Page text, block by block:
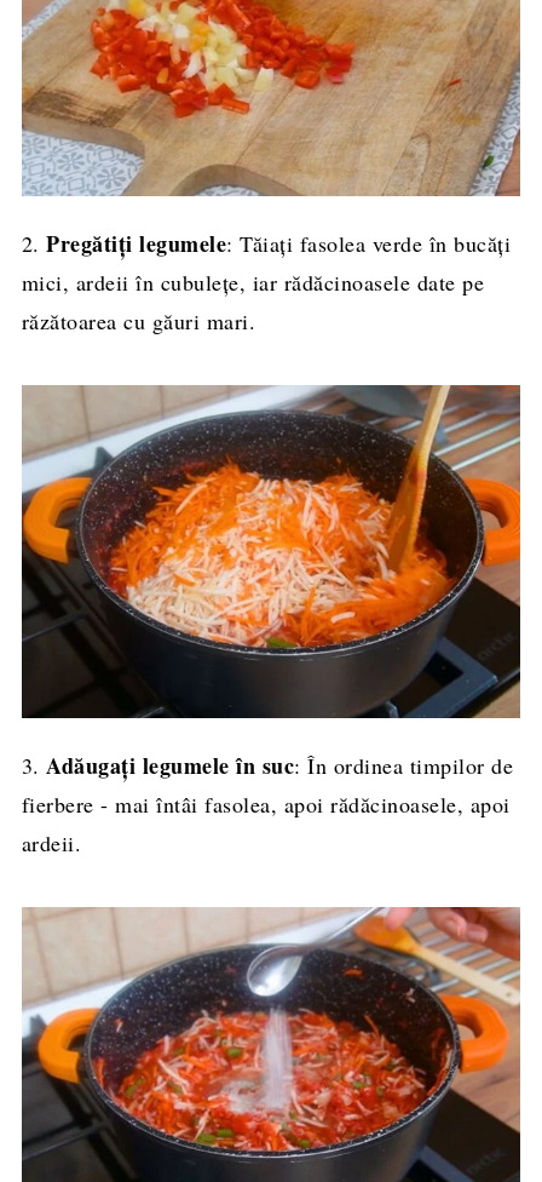
2.Pregătiți legumele: Tăiați fasolea verde în bucăți
mici, ardeii în cubulețe, iar rădăcinoasele date pe
răzătoarea cu găuri mari.
3.Adăugați legumele în suc: În ordinea timpilor de
fierbere - mai întâi fasolea, apoi rădăcinoasele, apoi
ardeii.